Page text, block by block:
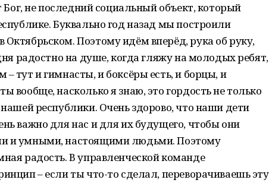
Бог, не последний социальный объект, который
Буквально год назад мы построили
Поэтому идём вперёд, рука об руку,
радостно на душе, когда гляжу на молодых ребят,
тут и гимнасты, и боксёры есть, и борцы, и
вообще, насколько я знаю, это гордость не только
республики. Очень здорово, что наши дети
важно для нас и для их будущего, чтобы они
и умными, настоящими людьми. Поэтому
радость. В управленческой команде
– если ты что-то сделал, переворачиваешь эту